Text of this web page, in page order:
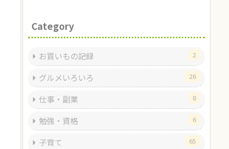
Category
お買いもの記録 2
グルメいろいろ 26
仕事・副業 8
勉強・資格 6
子育て 65